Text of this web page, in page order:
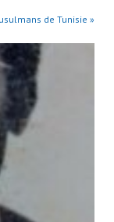
de Tunisie »